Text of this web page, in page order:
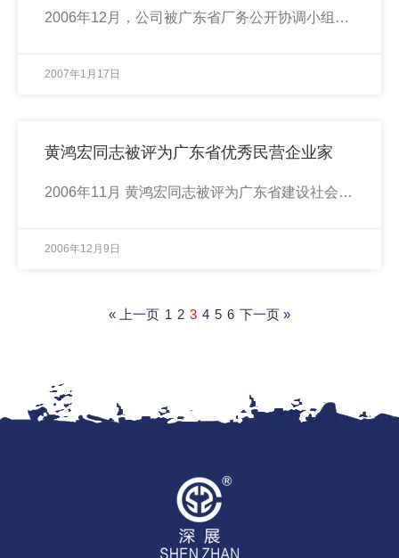
2006年12月，公司被广东省厂务公开协调小组评为广东省厂务公开民主管理工作“先进单位”。
2007年1月17日
黄鸿宏同志被评为广东省优秀民营企业家
2006年11月 黄鸿宏同志被评为广东省建设社会主义新农村优秀民营企业家。
2006年12月9日
« 上一页 1 2 3 4 5 6 下一页 »